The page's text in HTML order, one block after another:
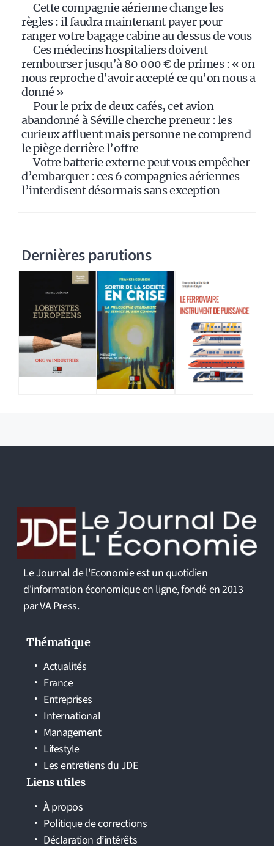
Cette compagnie aérienne change les
règles : il faudra maintenant payer pour
ranger votre bagage cabine au dessus de vous
Ces médecins hospitaliers doivent
rembourser jusqu’à 80 000 € de primes : « on
nous reproche d’avoir accepté ce qu’on nous a
donné »
Pour le prix de deux cafés, cet avion
abandonné à Séville cherche preneur : les
curieux affluent mais personne ne comprend
le piège derrière l’offre
Votre batterie externe peut vous empêcher
d’embarquer : ces 6 compagnies aériennes
l’interdisent désormais sans exception
Dernières parutions
Le Journal de l'Economie est un quotidien
d'information économique en ligne, fondé en 2013
par VA Press.
Thématique
Actualités
France
Entreprises
International
Management
Lifestyle
Les entretiens du JDE
Liens utiles
À propos
Politique de corrections
Déclaration d’intérêts